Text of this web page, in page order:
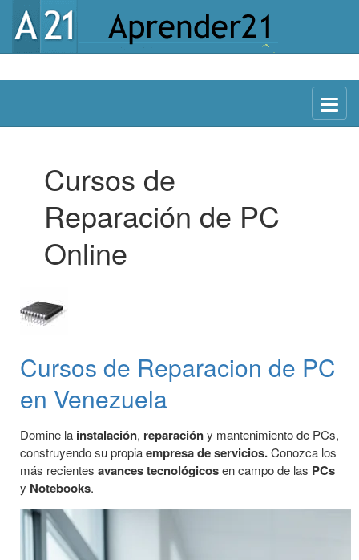
Menu
Cursos de
Reparación de PC
Online
Cursos de Reparacion de PC
en Venezuela
Domine la instalación, reparacióny mantenimiento de PCs,
construyendo su propiaempresa de servicios.Conozca los
más recientes avances tecnológicosen campo de las PCs
y Notebooks.